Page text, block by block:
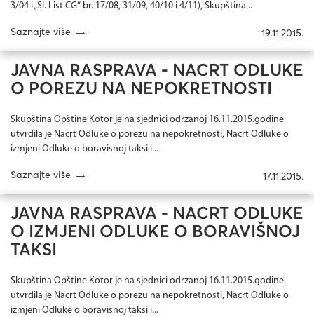
3/04 i „Sl. List CG“ br. 17/08, 31/09, 40/10 i 4/11), Skupština...
Saznajte više → 19.11.2015.
JAVNA RASPRAVA - NACRT ODLUKE
O POREZU NA NEPOKRETNOSTI
Skupština Opštine Kotor je na sjednici odrzanoj 16.11.2015.godine
utvrdila je Nacrt Odluke o porezu na nepokretnosti, Nacrt Odluke o
izmjeni Odluke o boravisnoj taksi i...
Saznajte više → 17.11.2015.
JAVNA RASPRAVA - NACRT ODLUKE
O IZMJENI ODLUKE O BORAVIŠNOJ
TAKSI
Skupština Opštine Kotor je na sjednici odrzanoj 16.11.2015.godine
utvrdila je Nacrt Odluke o porezu na nepokretnosti, Nacrt Odluke o
izmjeni Odluke o boravisnoj taksi i...